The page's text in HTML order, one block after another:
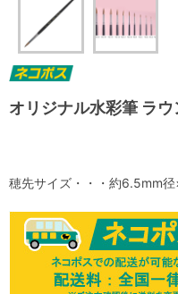
オリジナル水彩筆 ラ
穂先サイズ・・・約6.5mm